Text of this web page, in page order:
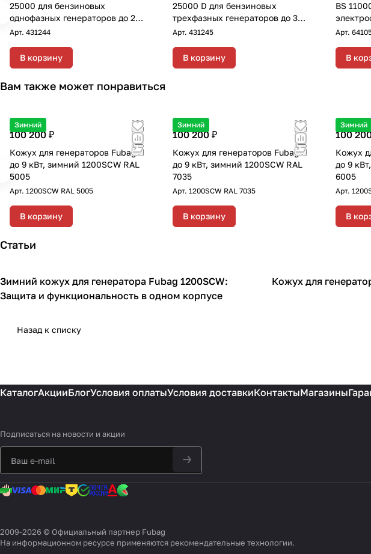
25000 для бензиновых
однофазных генераторов до 22
кВт с переключением "зима-
Арт. 431244
В корзину
25000 D для бензиновых
трехфазных генераторов до 30
кВт с переключением "зима-
Арт.431245
В корзину
BS
Арт.
В
Вам также может понравиться
Зимний
100 200 ₽
Кожух для генераторов Fubag
до 9 кВт, зимний 1200SCW RAL
5005
Арт. 1200SCW RAL 5005
В корзину
Зимний
100 200 ₽
Кожух для генераторов Fubag
до 9 кВт, зимний 1200SCW RAL
7035
Арт.1200SCW RAL 7035
В корзину
Зимний
100
Кожух
до 9
6005
Арт.
В
Статьи
Кожухи для генераторов
Зимний кожух для генератора Fubag 1200SCW:
Защита и функциональность в одном корпусе
Кожухи для
Кожух для
Назад к списку
КаталогАкцииБлогУсловия оплатыУсловия доставкиКонтактыМагазины
Подписаться на новости и акции
2009-2026 © Официальный партнер Fubag
На информационном ресурсе применяются рекомендательные технологии.